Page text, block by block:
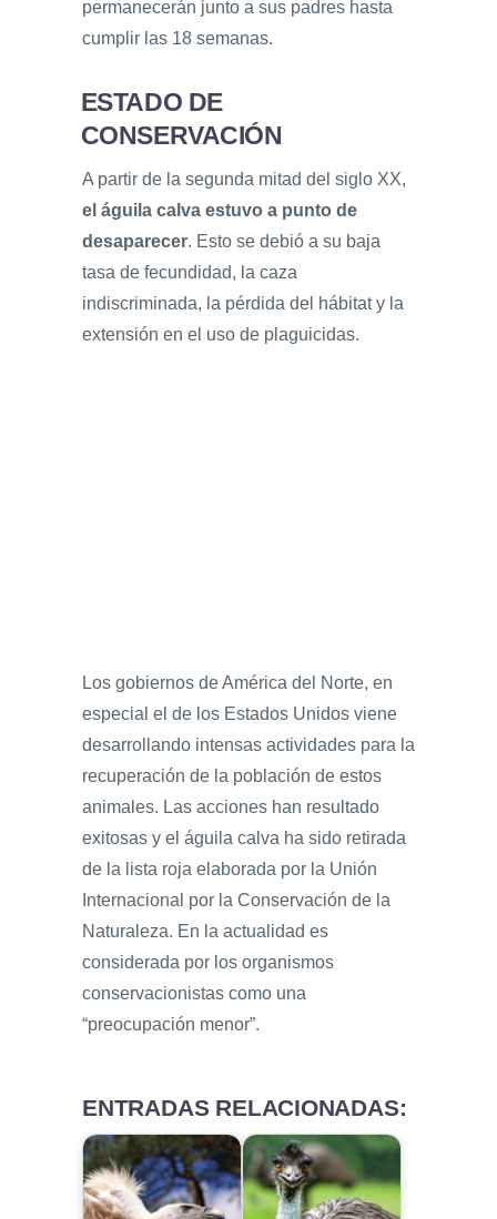
permanecerán junto a sus padres hasta
cumplir las 18 semanas.
ESTADO DE
CONSERVACIÓN
A partir de la segunda mitad del siglo XX,
el águila calva estuvo a punto de
desaparecer. Esto se debió a su baja
tasa de fecundidad, la caza
indiscriminada, la pérdida del hábitat y la
extensión en el uso de plaguicidas.
Los gobiernos de América del Norte, en
especial el de los Estados Unidos viene
desarrollando intensas actividades para la
recuperación de la población de estos
animales. Las acciones han resultado
exitosas y el águila calva ha sido retirada
de la lista roja elaborada por la Unión
Internacional por la Conservación de la
Naturaleza. En la actualidad es
considerada por los organismos
conservacionistas como una
“preocupación menor”.
ENTRADAS RELACIONADAS: